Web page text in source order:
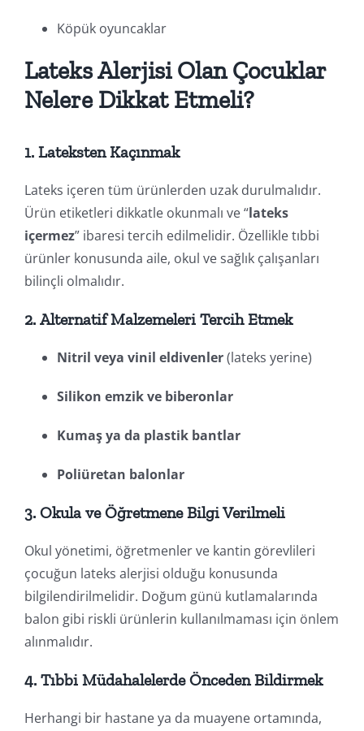
Köpük oyuncaklar
Lateks Alerjisi Olan Çocuklar
Nelere Dikkat Etmeli?
1. Lateksten Kaçınmak
Lateks içeren tüm ürünlerden uzak durulmalıdır.
Ürün etiketleri dikkatle okunmalı ve “lateks
içermez” ibaresi tercih edilmelidir. Özellikle tıbbi
ürünler konusunda aile, okul ve sağlık çalışanları
bilinçli olmalıdır.
2. Alternatif Malzemeleri Tercih Etmek
Nitril veya vinil eldivenler(lateks yerine)
Silikon emzik ve biberonlar
Kumaş ya da plastik bantlar
Poliüretan balonlar
3. Okula ve Öğretmene Bilgi Verilmeli
Okul yönetimi, öğretmenler ve kantin görevlileri
çocuğun lateks alerjisi olduğu konusunda
bilgilendirilmelidir. Doğum günü kutlamalarında
balon gibi riskli ürünlerin kullanılmaması için önlem
alınmalıdır.
4. Tıbbi Müdahalelerde Önceden Bildirmek
Herhangi bir hastane ya da muayene ortamında,